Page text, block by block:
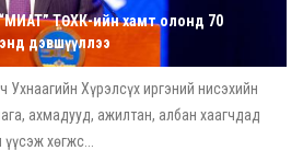
“МИАТ” ТӨХК-ийн хамт олонд 70
дэвшүүллээ
Ухнаагийн Хүрэлсүх иргэний нисэхийн
ахмадууд, ажилтан, албан хаагчдад
хөгжс...